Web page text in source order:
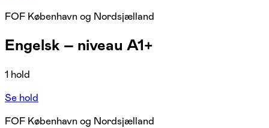
FOF København og Nordsjælland
Engelsk – niveau A1+
1 hold
Se hold
FOF København og Nordsjælland